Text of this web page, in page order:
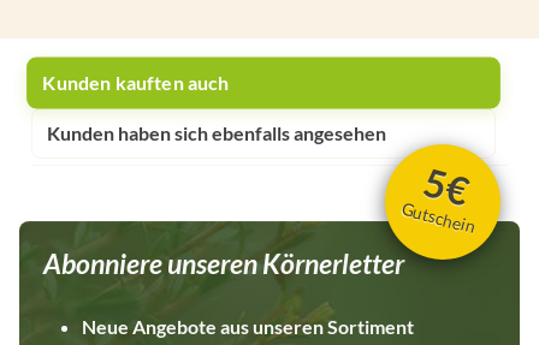
Kunden kauften auch
Kunden haben sich ebenfalls angesehen
5€
Gutschein
Abonniere unseren Körnerletter
Neue Angebote aus unseren Sortiment